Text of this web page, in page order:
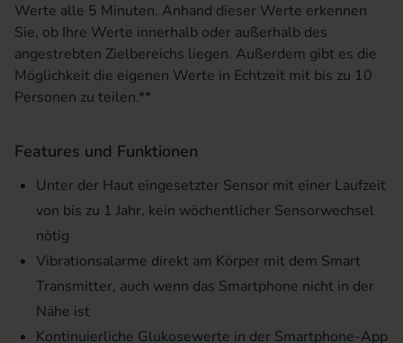
Werte alle 5 Minuten. Anhand dieser Werte erkennen
Sie, ob Ihre Werte innerhalb oder außerhalb des
angestrebten Zielbereichs liegen. Außerdem gibt es die
Möglichkeit die eigenen Werte in Echtzeit mit bis zu 10
Personen zu teilen.**
Features und Funktionen
Unter der Haut eingesetzter Sensor mit einer Laufzeit
von bis zu 1 Jahr, kein wöchentlicher Sensorwechsel
nötig
Vibrationsalarme direkt am Körper mit dem Smart
Transmitter, auch wenn das Smartphone nicht in der
Nähe ist
Kontinuierliche Glukosewerte in der Smartphone-App